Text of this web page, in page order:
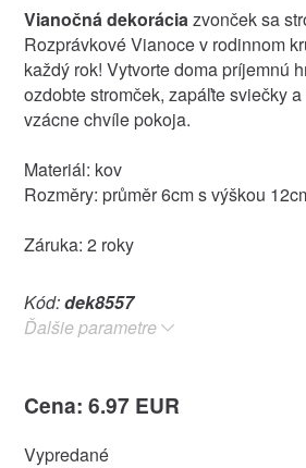
Vianočná dekoráciazvonček sa
Rozprávkové Vianoce v rodinnom
každý rok! Vytvorte doma príjemnú
ozdobte stromček, zapáľte sviečky
vzácne chvíle pokoja.
Materiál: kov
Rozměry: průměr 6cm s výškou
Záruka: 2 roky
Kód:dek8557
Ďalšie parametre
Cena: 6.97 EUR
Vypredané